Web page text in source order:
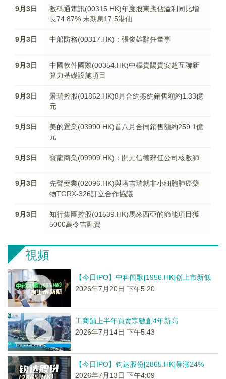
9月3日
數碼通電訊(00315.HK)年度股東應佔溢利同比增
長74.87% 末期息17.5港仙
9月3日 中船防務(00317.HK)：張俊雄辭任董事
9月3日
中國軟件國際(00354.HK)中標貴陽貴安超互聯新
算力基礎設施項目
9月3日
景瑞控股(01862.HK)8月合約簽約銷售額約1.33億
元
9月3日
美的置業(03990.HK)首八月合同銷售額約259.1億
元
9月3日 寶龍商業(09909.HK)：開元信德辭任公司核數師
9月3日
先聲藥業(02096.HK)與塔吉瑞就非小細胞肺癌藥
物TGRX-326訂立合作協議
9月3日
知行集團控股(01539.HK)馬來西亞的節能項目獲
5000萬令吉融資
視頻
【今日IPO】中科闻歌[1956.HK]创上市新低
2026年7月20日 下午5:20
工商舖上半年買賣宗數創4年新高
2026年7月14日 下午5:43
【今日IPO】钧达股份[2865.HK]暴涨24%
2026年7月13日 下午4:09